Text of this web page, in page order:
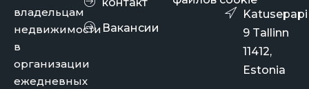
владельцам
недвижимости
в
организации
ежедневных
контакт
Вакансии
Katusepapi
9 Tallinn
11412,
Estonia